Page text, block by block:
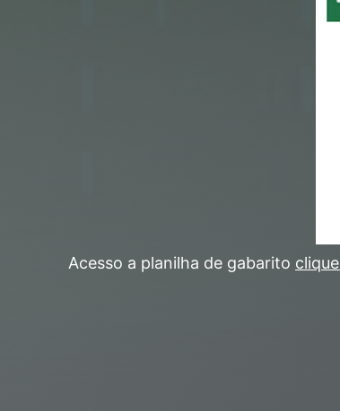
Acesso a planilha de gabarito